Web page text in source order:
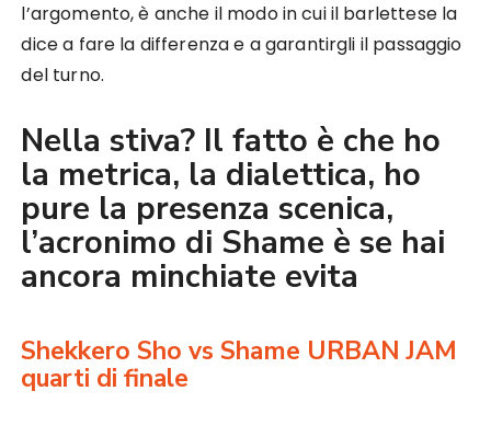
l’argomento, è anche il modo in cui il barlettese la
dice a fare la differenza e a garantirgli il passaggio
del turno.
Nella stiva? Il fatto è che ho
la metrica, la dialettica, ho
pure la presenza scenica,
l’acronimo di Shame è se hai
ancora minchiate evita
Shekkero Sho vs Shame URBAN JAM
quarti di finale